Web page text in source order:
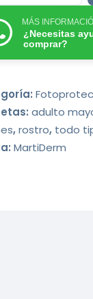
MÁS
¿Necesitas
comprar?
adulto
,rostro, todo
MartiDerm